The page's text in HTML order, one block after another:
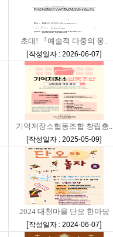
초대! 『예술적 다중의 웅..
[작성일자 : 2026-06-07]
기억저장소협동조합 창립총..
[작성일자 : 2025-05-09]
2024 대천마을 단오 한마당
[작성일자 : 2024-06-07]